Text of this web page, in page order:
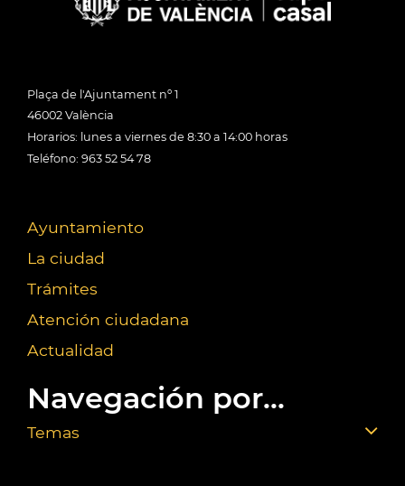
Plaça de l'Ajuntament nº 1
46002 València
Horarios: lunes a viernes de 8:30 a 14:00 horas
Teléfono: 963 52 54 78
Ayuntamiento
La ciudad
Trámites
Atención ciudadana
Actualidad
Navegación por...
Temas